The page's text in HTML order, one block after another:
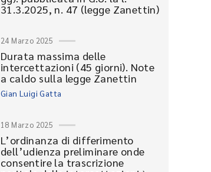
31.3.2025, n. 47 (legge Zanettin)
24 Marzo 2025
Durata massima delle
intercettazioni (45 giorni). Note
a caldo sulla legge Zanettin
Gian Luigi Gatta
18 Marzo 2025
L’ordinanza di differimento
dell’udienza preliminare onde
consentire la trascrizione